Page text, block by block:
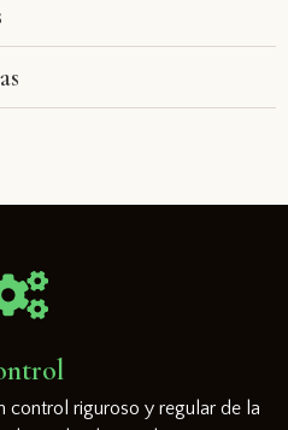
control riguroso y regular de la